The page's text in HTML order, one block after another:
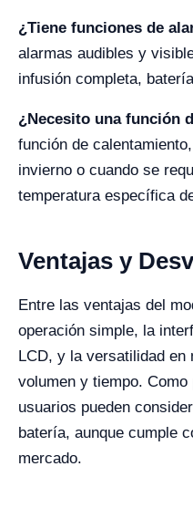
¿Tiene funciones de
alarmas audibles y
infusión completa,
¿Necesito una función
función de
invierno o cuando se
temperatura específica
Ventajas y
Entre las ventajas del
operación simple, la
LCD, y la versatilidad en
volumen y tiempo.
usuarios pueden
batería, aunque cumple
mercado.